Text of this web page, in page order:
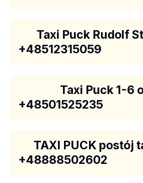
Taxi Puck Rudolf
+48512315059
Taxi Puck 1-6
+48501525235
TAXI PUCK postój
+48888502602